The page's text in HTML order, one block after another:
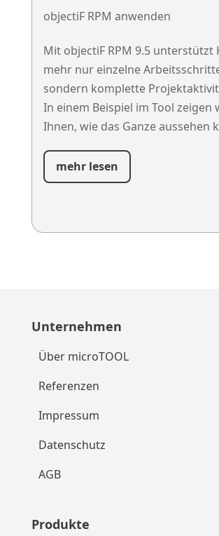
objectiF RPM anwenden
Mit objectiF RPM 9.5 unterstützt
mehr nur einzelne
sondern komplette
In einem Beispiel im Tool zeigen
Ihnen, wie das Ganze aussehen
mehr lesen
Unternehmen
Über microTOOL
Referenzen
Impressum
Datenschutz
AGB
Produkte